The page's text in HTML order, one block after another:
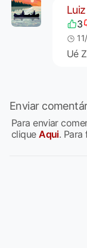
3
Ué
Enviar
Para enviar
cliqueAqui. Para